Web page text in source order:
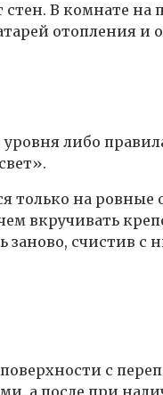
В комнате на
отопления и
либо
только на ровные
вкручивать
счистив с
с
а после при